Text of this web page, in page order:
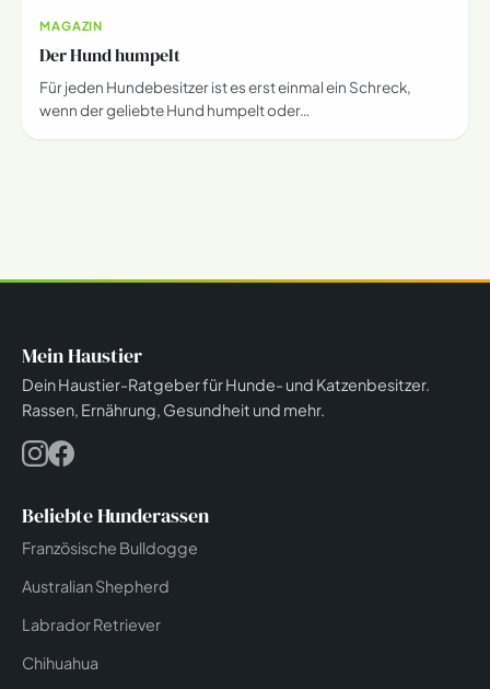
MAGAZIN
Der Hund humpelt
Für jeden Hundebesitzer ist es erst einmal ein Schreck,
wenn der geliebte Hund humpelt oder…
Mein Haustier
Dein Haustier-Ratgeber für Hunde- und Katzenbesitzer.
Rassen, Ernährung, Gesundheit und mehr.
Beliebte Hunderassen
Französische Bulldogge
Australian Shepherd
Labrador Retriever
Chihuahua